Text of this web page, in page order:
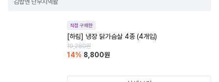
김밥엔 단무지역활
직접 구매한
[하림] 냉장 닭가슴살 4종 (4개입)
10,280원
14% 8,800원